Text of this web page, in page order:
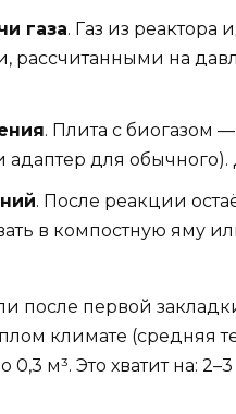
газа. Газ из реактора
рассчитанными на
. Плита с биогазом
для
. После реакции
в компостную яму
после первой
климате (средняя
м³. Это хватит на: